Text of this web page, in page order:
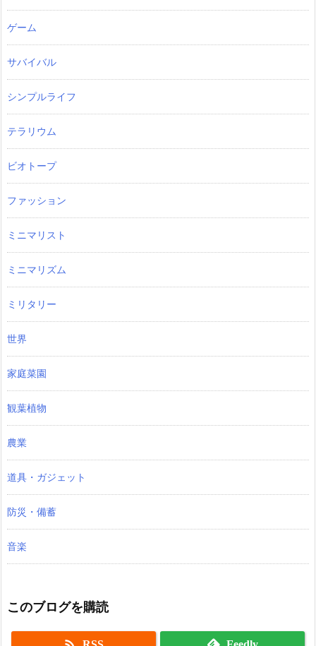
ゲーム
サバイバル
シンプルライフ
テラリウム
ビオトープ
ファッション
ミニマリスト
ミニマリズム
ミリタリー
世界
家庭菜園
観葉植物
農業
道具・ガジェット
防災・備蓄
音楽
このブログを購読